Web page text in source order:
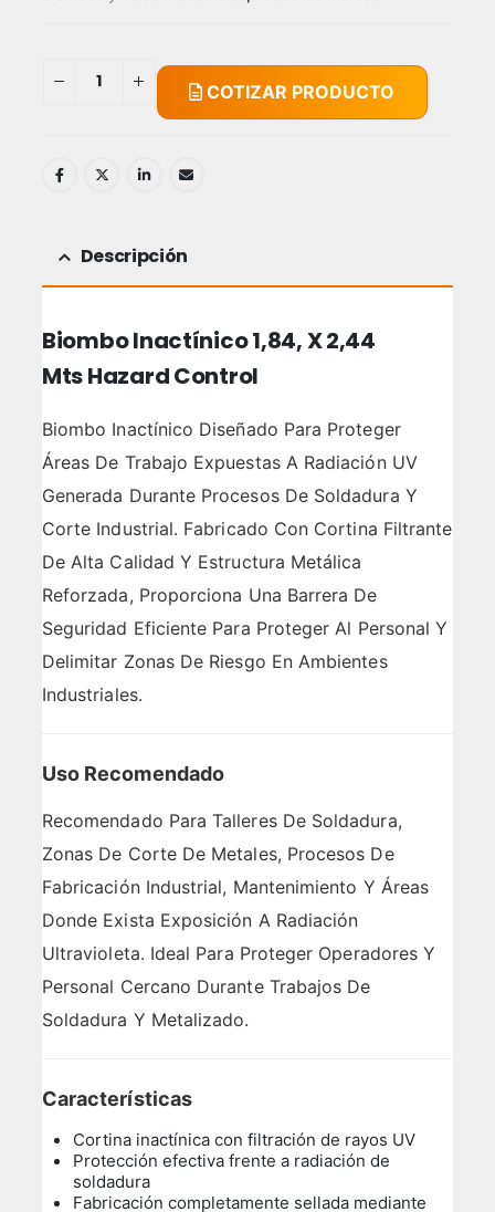
COTIZAR PRODUCTO
Descripción
Biombo Inactínico 1,84, X 2,44
Mts Hazard Control
Biombo Inactínico Diseñado Para Proteger
Áreas De Trabajo Expuestas A Radiación UV
Generada Durante Procesos De Soldadura Y
Corte Industrial. Fabricado Con Cortina Filtrante
De Alta Calidad Y Estructura Metálica
Reforzada, Proporciona Una Barrera De
Seguridad Eficiente Para Proteger Al Personal Y
Delimitar Zonas De Riesgo En Ambientes
Industriales.
Uso Recomendado
Recomendado Para Talleres De Soldadura,
Zonas De Corte De Metales, Procesos De
Fabricación Industrial, Mantenimiento Y Áreas
Donde Exista Exposición A Radiación
Ultravioleta. Ideal Para Proteger Operadores Y
Personal Cercano Durante Trabajos De
Soldadura Y Metalizado.
Características
Cortina inactínica con filtración de rayos UV
Protección efectiva frente a radiación de
soldadura
Fabricación completamente sellada mediante